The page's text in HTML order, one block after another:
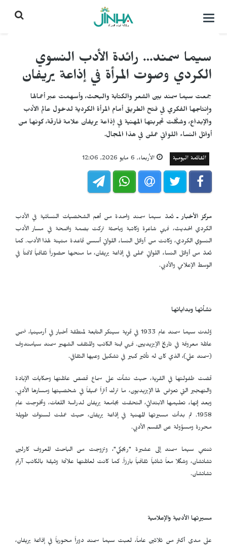
التحكم
سيما سمند… رائدة الأدب النسوي
الكردي وصوت المرأة في إذاعة يريفان
جمعت سيما سمند بين الشعر والكتابة والبحث، وأسهمت عبر أعمالها
وإنتاجها الفكري في فتح الطريق أمام المرأة الكردية لدخول عالم الأدب
والإبداع، وشكّلت تجربتها المهنية في إذاعة يريفان علامة فارقة، كونها من
أوائل النساء اللواتي عملن في هذا المجال.
القائمة اليومية الأربعاء, 6 مايو 2026, 12:06
مركز الأخبار ـتُعدّ سيما سمند واحدة من أهم الشخصيات النسائية في الأدب
الكردي الحديث، فهي شاعرة وكاتبة وباحثة تركت بصمة واضحة في مسار الأدب
النسوي الكردي، وكانت من أوائل النساء اللواتي أسسن قاعدة متينة لهذا الأدب. كما
تُعدّ من أوائل النساء اللواتي عملن في إذاعة يريفان، ما منحها حضوراً ثقافياً لافتاً في
الوسط الإعلامي والأدبي.
نشأتها وبداياتها
وُلدت سيما سمند عام 1933 في قرية سينكر التابعة لمنطقة أخبار في أرمينيا، ضمن
عائلة معروفة في تاريخ الإيزيديين. فهي ابنة الكاتب والمثقف الشهير سمند سيامندوف
(سمند علي)، الذي كان له تأثير كبير في تشكيل وعيها الثقافي.
قضت طفولتها في القرية، حيث نشأت على سماع قصص عائلتها وحكايات الإبادة
والتهجير التي تعرّض لها الإيزيديون، ما ترك أثراً عميقاً في شخصيتها ومسارها الأدبي.
وبعد إنهاء تعليمها الابتدائي، التحقت بجامعة يريفان لدراسة اللغات، وتخرّجت عام
1958. ثم بدأت مسيرتها المهنية في إذاعة يريفان، حيث عملت لسنوات طويلة
محررة ومسؤولة عن القسم الأدبي.
تنتمي سيما سمند إلى عشيرة "ريجكي"، وتزوجت من الباحث المعروف كارلين
تشاتشان، وشكّلا معاً ثنائياً ثقافياً بارزاً. كما كانت لعائلتها علاقة وثيقة بالكاتب آرام
تشاتشان.
مسيرتها الأدبية والإعلامية
على مدى أكثر من ثلاثين عاماً، لعبت سيما سمند دوراً محورياً في إذاعة يريفان،